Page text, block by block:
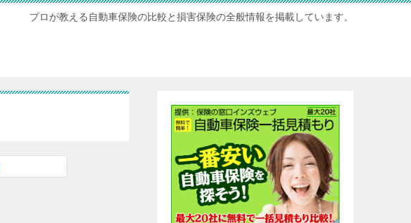
プロが教える自動車保険の比較と損害保険の全般情報を掲載しています。